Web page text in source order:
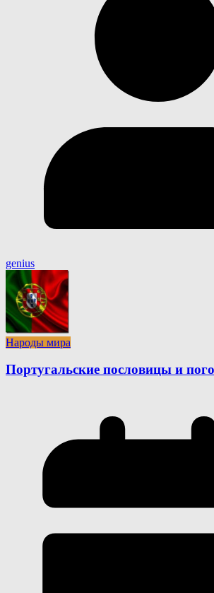
genius
Народы мира
Португальские пословицы и